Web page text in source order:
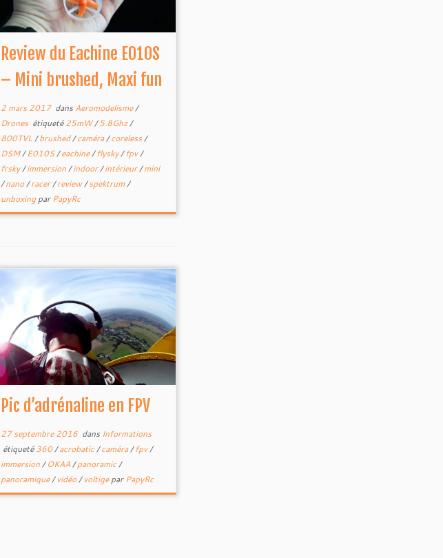
Review du Eachine E010S
– Mini brushed, Maxi fun
2 mars 2017dans Aeromodelisme/
Drones étiqueté25mW/5.8Ghz/
800TVL/brushed/caméra/coreless/
DSM/E010S/eachine/flysky/fpv/
frsky/immersion/indoor/intérieur/mini
/nano/racer/review/spektrum/
unboxingparPapyRc
Pic d’adrénaline en FPV
27 septembre 2016dans Informations
étiqueté360/acrobatic/caméra/fpv/
immersion/OKAA/panoramic/
panoramique/vidéo/voltigeparPapyRc